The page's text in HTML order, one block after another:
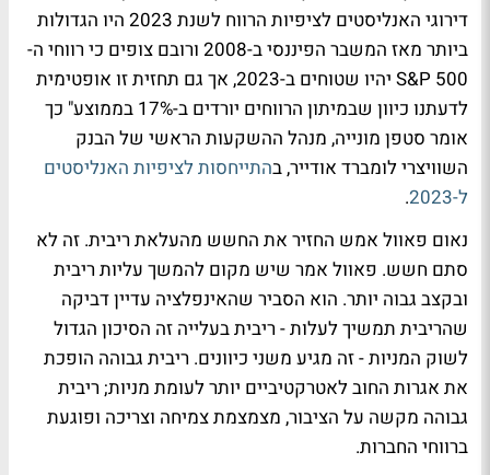
דירוגי האנליסטים לציפיות הרווח לשנת 2023 היו הגדולות
ביותר מאז המשבר הפיננסי ב-2008 ורובם צופים כי רווחי ה-
S&P 500 יהיו שטוחים ב-2023, אך גם תחזית זו אופטימית
לדעתנו כיוון שבמיתון הרווחים יורדים ב-17% בממוצע" כך
אומר סטפן מונייה, מנהל ההשקעות הראשי של הבנק
השוויצרי לומברד אודייר, בהתייחסות לציפיות האנליסטים
ל-2023
.
נאום פאוול אמש החזיר את החשש מהעלאת ריבית. זה לא
סתם חשש. פאוול אמר שיש מקום להמשך עליות ריבית
ובקצב גבוה יותר. הוא הסביר שהאינפלציה עדיין דביקה
שהריבית תמשיך לעלות - ריבית בעלייה זה הסיכון הגדול
לשוק המניות - זה מגיע משני כיוונים. ריבית גבוהה הופכת
את אגרות החוב לאטרקטיביים יותר לעומת מניות; ריבית
גבוהה מקשה על הציבור, מצמצמת צמיחה וצריכה ופוגעת
ברווחי החברות.